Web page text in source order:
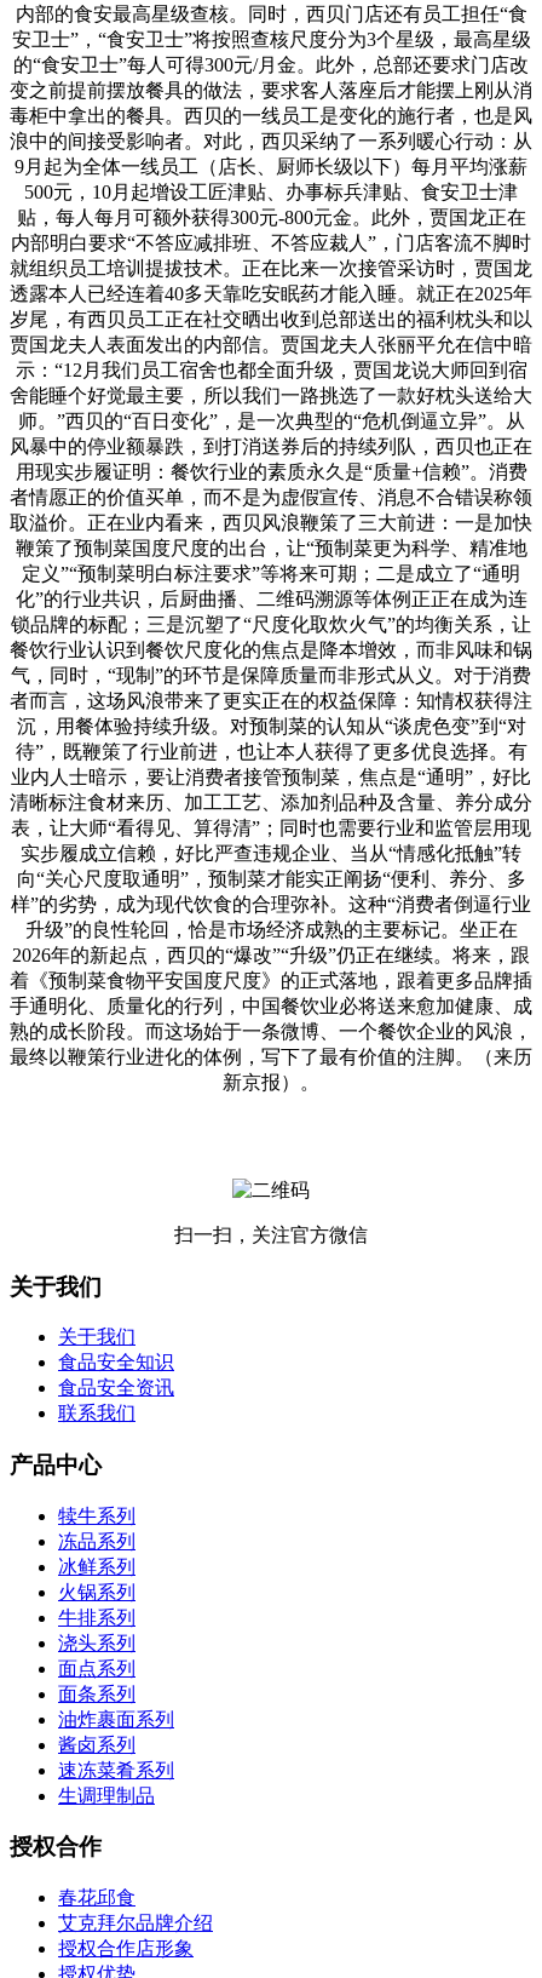
内部的食安最高星级查核。同时，西贝门店还有员工担任“食
安卫士”，“食安卫士”将按照查核尺度分为3个星级，最高星级
的“食安卫士”每人可得300元/月金。此外，总部还要求门店改
变之前提前摆放餐具的做法，要求客人落座后才能摆上刚从消
毒柜中拿出的餐具。西贝的一线员工是变化的施行者，也是风
浪中的间接受影响者。对此，西贝采纳了一系列暖心行动：从
9月起为全体一线员工（店长、厨师长级以下）每月平均涨薪
500元，10月起增设工匠津贴、办事标兵津贴、食安卫士津
贴，每人每月可额外获得300元-800元金。此外，贾国龙正在
内部明白要求“不答应减排班、不答应裁人”，门店客流不脚时
就组织员工培训提拔技术。正在比来一次接管采访时，贾国龙
透露本人已经连着40多天靠吃安眠药才能入睡。就正在2025年
岁尾，有西贝员工正在社交晒出收到总部送出的福利枕头和以
贾国龙夫人表面发出的内部信。贾国龙夫人张丽平允在信中暗
示：“12月我们员工宿舍也都全面升级，贾国龙说大师回到宿
舍能睡个好觉最主要，所以我们一路挑选了一款好枕头送给大
师。”西贝的“百日变化”，是一次典型的“危机倒逼立异”。从
风暴中的停业额暴跌，到打消送券后的持续列队，西贝也正在
用现实步履证明：餐饮行业的素质永久是“质量+信赖”。消费
者情愿正的价值买单，而不是为虚假宣传、消息不合错误称领
取溢价。正在业内看来，西贝风浪鞭策了三大前进：一是加快
鞭策了预制菜国度尺度的出台，让“预制菜更为科学、精准地
定义”“预制菜明白标注要求”等将来可期；二是成立了“通明
化”的行业共识，后厨曲播、二维码溯源等体例正正在成为连
锁品牌的标配；三是沉塑了“尺度化取炊火气”的均衡关系，让
餐饮行业认识到餐饮尺度化的焦点是降本增效，而非风味和锅
气，同时，“现制”的环节是保障质量而非形式从义。对于消费
者而言，这场风浪带来了更实正在的权益保障：知情权获得注
沉，用餐体验持续升级。对预制菜的认知从“谈虎色变”到“对
待”，既鞭策了行业前进，也让本人获得了更多优良选择。有
业内人士暗示，要让消费者接管预制菜，焦点是“通明”，好比
清晰标注食材来历、加工工艺、添加剂品种及含量、养分成分
表，让大师“看得见、算得清”；同时也需要行业和监管层用现
实步履成立信赖，好比严查违规企业、当从“情感化抵触”转
向“关心尺度取通明”，预制菜才能实正阐扬“便利、养分、多
样”的劣势，成为现代饮食的合理弥补。这种“消费者倒逼行业
升级”的良性轮回，恰是市场经济成熟的主要标记。坐正在
2026年的新起点，西贝的“爆改”“升级”仍正在继续。将来，跟
着《预制菜食物平安国度尺度》的正式落地，跟着更多品牌插
手通明化、质量化的行列，中国餐饮业必将送来愈加健康、成
熟的成长阶段。而这场始于一条微博、一个餐饮企业的风浪，
最终以鞭策行业进化的体例，写下了最有价值的注脚。（来历
新京报）。
扫一扫，关注官方微信
关于我们
关于我们
食品安全知识
食品安全资讯
联系我们
产品中心
犊牛系列
冻品系列
冰鲜系列
火锅系列
牛排系列
浇头系列
面点系列
面条系列
油炸裹面系列
酱卤系列
速冻菜肴系列
生调理制品
授权合作
春花邱食
艾克拜尔品牌介绍
授权合作店形象